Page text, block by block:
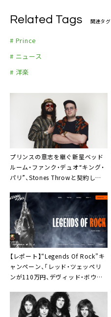
Related Tags 関連タグ
# Prince
# ニュース
# 洋楽
プリンスの意志を継ぐ新星ベッド
ルーム・ファンク・デュオ“キング・
パリ”、Stones Throwと契約し
公開
【レポート】“Legends Of Rock”キ
ャンペーン、「レッド・ツェッペリ
ンが110万円、デヴィッド・ボウイ
伝説のロックシーン未公開ポジフ
ィルムが手に入る」